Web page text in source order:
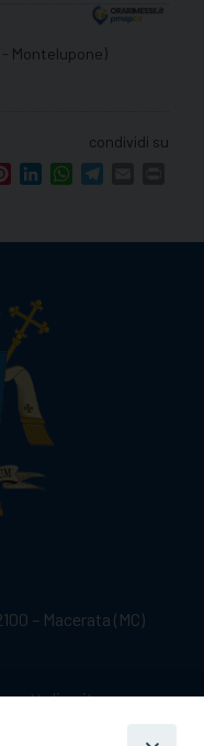
Montelupone)
condividi su
PinterestLinkedInWhatsApp
– Macerata (MC)